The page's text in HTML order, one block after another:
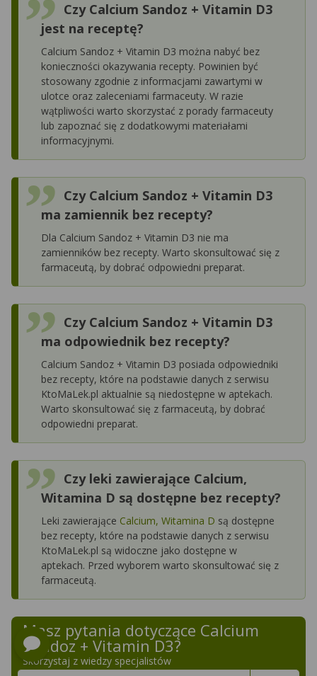
Czy Calcium Sandoz + Vitamin D3
jest na receptę?
Calcium Sandoz + Vitamin D3 można nabyć bez
konieczności okazywania recepty. Powinien być
stosowany zgodnie z informacjami zawartymi w
ulotce oraz zaleceniami farmaceuty. W razie
wątpliwości warto skorzystać z porady farmaceuty
lub zapoznać się z dodatkowymi materiałami
informacyjnymi.
Czy Calcium Sandoz + Vitamin D3
ma zamiennik bez recepty?
Dla Calcium Sandoz + Vitamin D3 nie ma
zamienników bez recepty. Warto skonsultować się z
farmaceutą, by dobrać odpowiedni preparat.
Czy Calcium Sandoz + Vitamin D3
ma odpowiednik bez recepty?
Calcium Sandoz + Vitamin D3 posiada odpowiedniki
bez recepty, które na podstawie danych z serwisu
KtoMaLek.pl aktualnie są niedostępne w aptekach.
Warto skonsultować się z farmaceutą, by dobrać
odpowiedni preparat.
Czy leki zawierające Calcium,
Witamina D są dostępne bez recepty?
Leki zawierające Calcium, Witamina D są dostępne
bez recepty, które na podstawie danych z serwisu
KtoMaLek.pl są widoczne jako dostępne w
aptekach. Przed wyborem warto skonsultować się z
farmaceutą.
Masz pytania dotyczące Calcium
Sandoz + Vitamin D3?
Skorzystaj z wiedzy specjalistów